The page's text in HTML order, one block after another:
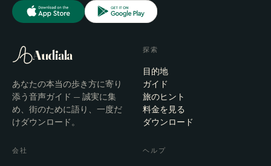
Audiala
あなたの本当の歩き方に寄り
添う音声ガイド — 誠実に集
め、街のために語り、一度だ
けダウンロード。
探索
目的地
ガイド
旅のヒント
料金を見る
ダウンロード
会社 ヘルプ